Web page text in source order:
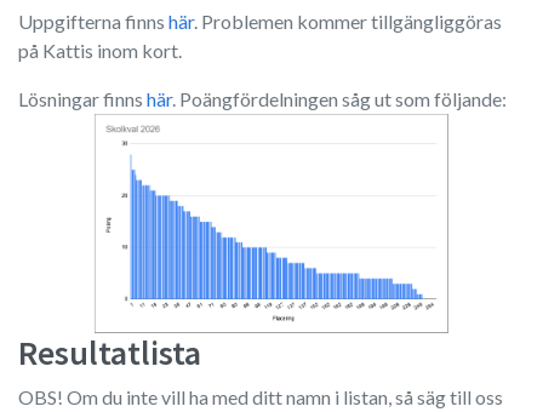
Uppgifterna finns här. Problemen kommer tillgängliggöras
på Kattis inom kort.
Lösningar finns här. Poängfördelningen såg ut som följande:
Resultatlista
OBS! Om du inte vill ha med ditt namn i listan, så säg till oss